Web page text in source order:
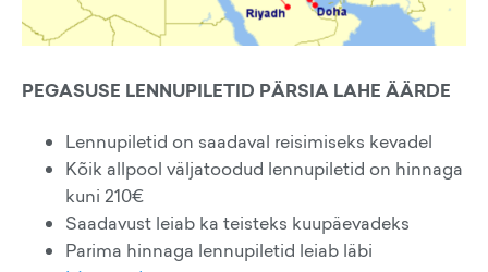
PEGASUSE LENNUPILETID PÄRSIA LAHE ÄÄRDE
Lennupiletid on saadaval reisimiseks kevadel
Kõik allpool väljatoodud lennupiletid on hinnaga
kuni 210€
Saadavust leiab ka teisteks kuupäevadeks
Parima hinnaga lennupiletid leiab läbi